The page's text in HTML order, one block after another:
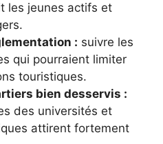
les jeunes actifs et
: suivre les
qui pourraient limiter
touristiques.
bien desservis :
des universités et
attirent fortement